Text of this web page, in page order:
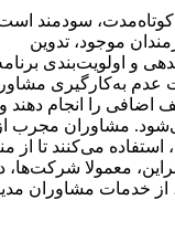
کوتاه‌مدت، سودمند
موجود، تدوین
و اولویت‌بندی
عدم به‌کارگیری
اضافی را انجام دهند و
مشاوران مجرب
می‌کنند تا از
معمولا شرکت‌ها،
از خدمات مشاوران